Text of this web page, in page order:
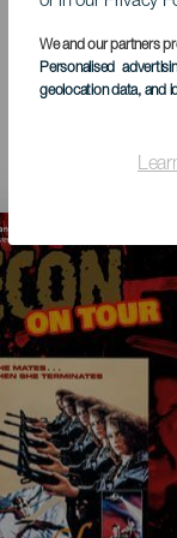
We and our partners
Personalised
geolocation data, and